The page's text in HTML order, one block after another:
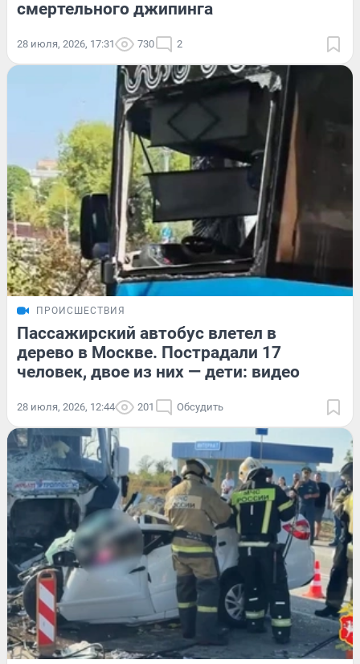
смертельного джипинга
28 июля, 2026, 17:31 730 2
ПРОИСШЕСТВИЯ
Пассажирский автобус влетел в
дерево в Москве. Пострадали 17
человек, двое из них — дети: видео
28 июля, 2026, 12:44 201 Обсудить